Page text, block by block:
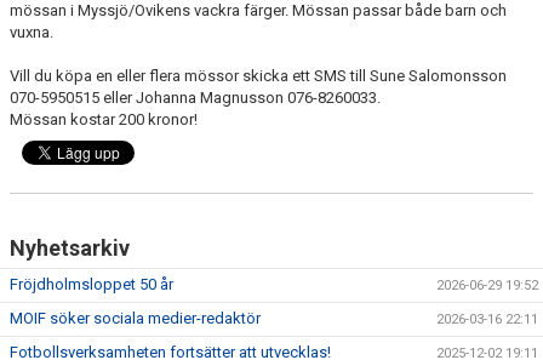
mössan i Myssjö/Ovikens vackra färger. Mössan passar både barn och
vuxna.
Vill du köpa en eller flera mössor skicka ett SMS till Sune Salomonsson
070-5950515 eller Johanna Magnusson 076-8260033.
Mössan kostar 200 kronor!
Nyhetsarkiv
Fröjdholmsloppet 50 år 2026-06-29 19:52
MOIF söker sociala medier-redaktör 2026-03-16 22:11
Fotbollsverksamheten fortsätter att utvecklas! 2025-12-02 19:11